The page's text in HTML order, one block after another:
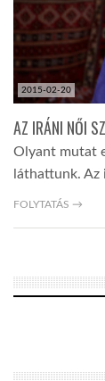
2015-02-20
AZ IRÁNI NŐI
Olyant mutat
láthattunk.
FOLYTATÁS →